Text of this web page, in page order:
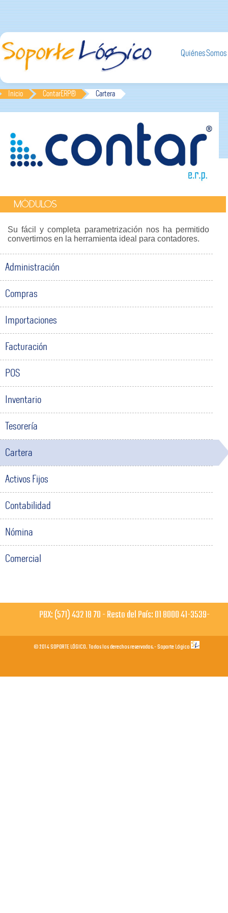
Quiénes Somos
Inicio ContarERP® Cartera
MÓDULOS
Su fácil y completa parametrización nos ha permitido
convertirnos en la herramienta ideal para contadores.
Administración
Compras
Importaciones
Facturación
POS
Inventario
Tesorería
Cartera
Activos Fijos
Contabilidad
Nómina
Comercial
PBX: (571) 432 18 70 - Resto del País: 01 8000 41-3539-
© 2014 SOPORTE LÓGICO. Todos los derechos reservados.- Soporte Lógico